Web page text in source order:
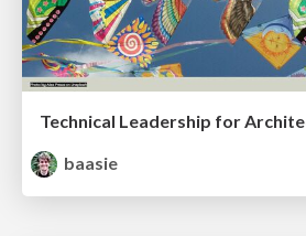
baasie